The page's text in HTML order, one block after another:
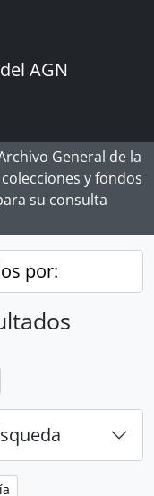
AGN
General de la
y fondos
su consulta
por: